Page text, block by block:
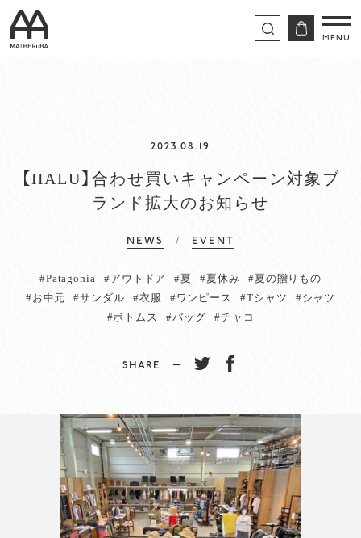
2023.08.19
【HALU】合わせ買いキャンペーン対象ブ
ランド拡大のお知らせ
NEWS / EVENT
#Patagonia #アウトドア #夏 #夏休み #夏の贈りもの
#お中元 #サンダル #衣服 #ワンピース #Tシャツ
#シャツ
#ボトムス
#バッグ #チャコ
SHARE −